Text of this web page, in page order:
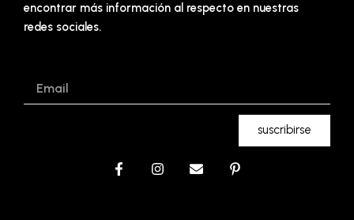
encontrar más información al respecto en nuestras
redes sociales.
suscribirse
F
a
I
E
P